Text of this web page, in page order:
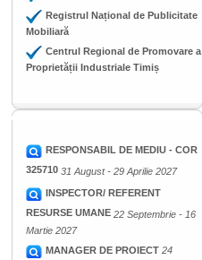
Registrul Național de Publicitate
Mobiliară
Centrul Regional de Promovare a
Proprietății Industriale Timiș
RESPONSABIL DE MEDIU - COR
325710 31 August - 29 Aprilie 2027
INSPECTOR/ REFERENT
RESURSE UMANE 22 Septembrie - 16
Martie 2027
MANAGER DE PROIECT 24